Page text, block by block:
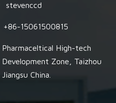
stevenccd
+86-15061500815
Pharmaceltical High-tech
Development Zone, Taizhou
Jiangsu China.